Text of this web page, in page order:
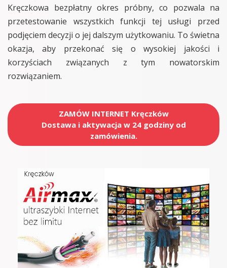
Kręczkowa bezpłatny okres próbny, co pozwala na
przetestowanie wszystkich funkcji tej usługi przed
podjęciem decyzji o jej dalszym użytkowaniu. To świetna
okazja, aby przekonać się o wysokiej jakości i
korzyściach związanych z tym nowatorskim
rozwiązaniem.
ZAMÓW INTERNET Kręczków
Dostawa i aktywacja w 24 godziny od
zamówienia.